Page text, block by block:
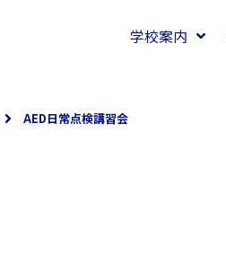
学校案内
AED日常点検講習会